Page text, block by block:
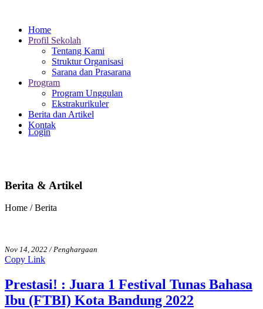
Home
Profil Sekolah
Tentang Kami
Struktur Organisasi
Sarana dan Prasarana
Program
Program Unggulan
Ekstrakurikuler
Berita dan Artikel
Kontak
Login
Berita & Artikel
Home / Berita
Nov 14, 2022 / Penghargaan
Copy Link
Prestasi! : Juara 1 Festival Tunas Bahasa
Ibu (FTBI) Kota Bandung 2022